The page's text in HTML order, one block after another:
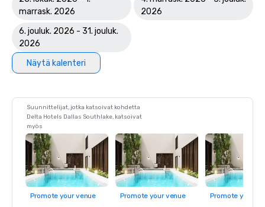
marrask. 2026
2026
6. jouluk. 2026 - 31. jouluk.
2026
Näytä kalenteri
Suunnittelijat, jotka katsoivat kohdetta
Delta Hotels Dallas Southlake, katsoivat
myös
Promote your venue Promote your venue Promote your